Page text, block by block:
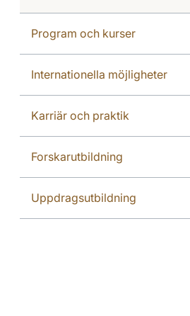
Program och kurser
Internationella möjligheter
Karriär och praktik
Forskarutbildning
Uppdragsutbildning